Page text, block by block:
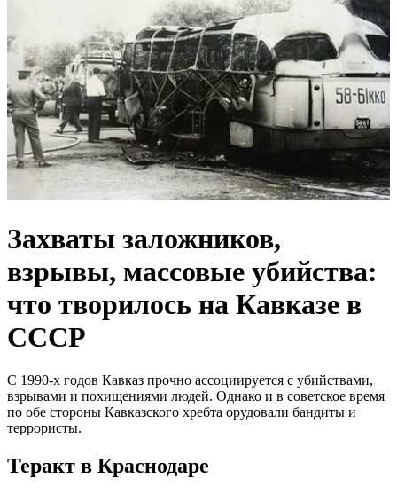
Захваты заложников,
взрывы, массовые убийства:
что творилось на Кавказе в
СССР
С 1990-х годов Кавказ прочно ассоциируется с убийствами,
взрывами и похищениями людей. Однако и в советское время
по обе стороны Кавказского хребта орудовали бандиты и
террористы.
Теракт в Краснодаре